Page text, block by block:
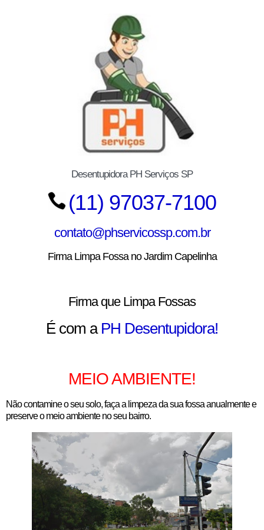
Desentupidora PH Serviços SP
(11) 97037-7100
contato@phservicossp.com.br
Firma Limpa Fossa no Jardim Capelinha
Firma que Limpa Fossas
É com a PH Desentupidora!
MEIO AMBIENTE!
Não contamine o seu solo, faça a limpeza da sua fossa anualmente e
preserve o meio ambiente no seu bairro.